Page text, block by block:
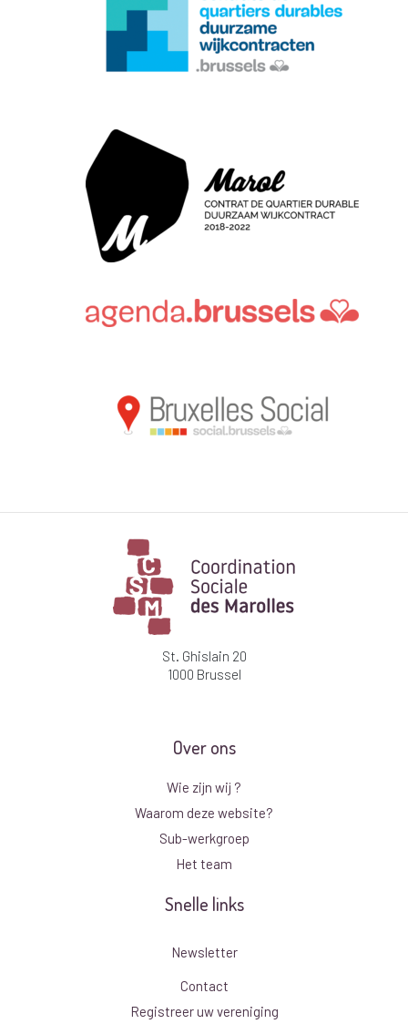
St. Ghislain 20
1000 Brussel
Over ons
Wie zijn wij ?
Waarom deze website?
Sub-werkgroep
Het team
Snelle links
Newsletter
Contact
Registreer uw vereniging